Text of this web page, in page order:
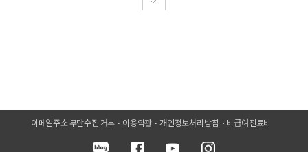
이메일주소 무단수집 거부 이용약관 개인정보처리방침 비급여진료비